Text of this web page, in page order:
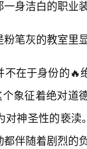
身洁白的职业
笔灰的教室里
不在于身份的
个象征着绝对
对神圣性的亵
伴随着剧烈的